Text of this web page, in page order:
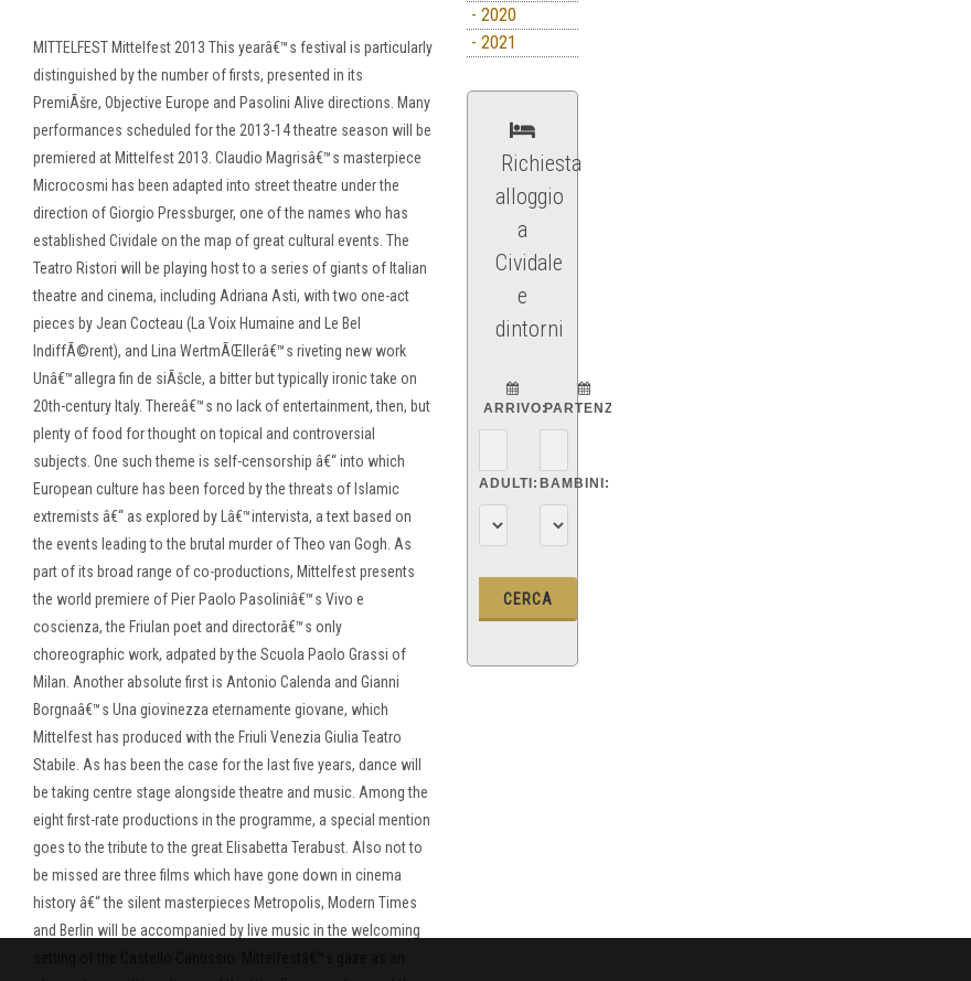
MITTELFEST Mittelfest 2013 This yearâ€™s festival is particularly
distinguished by the number of firsts, presented in its
PremiÃšre, Objective Europe and Pasolini Alive directions. Many
performances scheduled for the 2013-14 theatre season will be
premiered at Mittelfest 2013. Claudio Magrisâ€™s masterpiece
Microcosmi has been adapted into street theatre under the
direction of Giorgio Pressburger, one of the names who has
established Cividale on the map of great cultural events. The
Teatro Ristori will be playing host to a series of giants of Italian
theatre and cinema, including Adriana Asti, with two one-act
pieces by Jean Cocteau (La Voix Humaine and Le Bel
IndiffÃ©rent), and Lina WertmÃŒllerâ€™s riveting new work
Unâ€™allegra fin de siÃšcle, a bitter but typically ironic take on
20th-century Italy. Thereâ€™s no lack of entertainment, then, but
plenty of food for thought on topical and controversial
subjects. One such theme is self-censorship â€“ into which
European culture has been forced by the threats of Islamic
extremists â€“ as explored by Lâ€™intervista, a text based on
the events leading to the brutal murder of Theo van Gogh. As
part of its broad range of co-productions, Mittelfest presents
the world premiere of Pier Paolo Pasoliniâ€™s Vivo e
coscienza, the Friulan poet and directorâ€™s only
choreographic work, adpated by the Scuola Paolo Grassi of
Milan. Another absolute first is Antonio Calenda and Gianni
Borgnaâ€™s Una giovinezza eternamente giovane, which
Mittelfest has produced with the Friuli Venezia Giulia Teatro
Stabile. As has been the case for the last five years, dance will
be taking centre stage alongside theatre and music. Among the
eight first-rate productions in the programme, a special mention
goes to the tribute to the great Elisabetta Terabust. Also not to
be missed are three films which have gone down in cinema
history â€“ the silent masterpieces Metropolis, Modern Times
and Berlin will be accompanied by live music in the welcoming
- 2020
- 2021
Richiesta
alloggio
a
Cividale
e
dintorni
ARRIVO:PARTENZA:
ADULTI: BAMBINI: